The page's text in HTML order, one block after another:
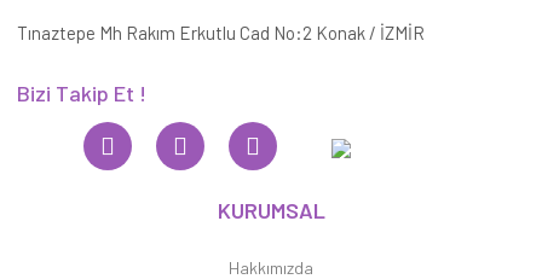
Tınaztepe Mh Rakım Erkutlu Cad No:2 Konak / İZMİR
Bizi Takip Et !
KURUMSAL
Hakkımızda